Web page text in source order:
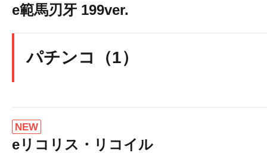
e範馬刃牙 199ver.
パチンコ（1）
NEW
eリコリス・リコイル